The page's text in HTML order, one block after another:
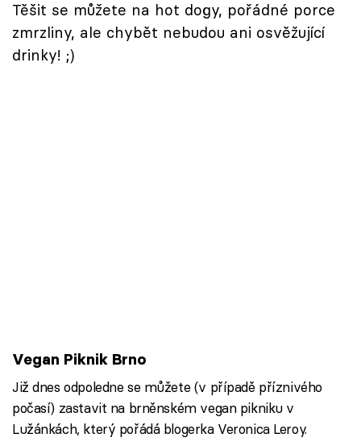
Přihlášení
Těšit se můžete na hot dogy, pořádné porce
zmrzliny, ale chybět nebudou ani osvěžující
drinky! ;)
Vegan Piknik Brno
Již dnes odpoledne se můžete (v případě příznivého
počasí) zastavit na brněnském vegan pikniku v
Lužánkách, který pořádá blogerka Veronica Leroy.